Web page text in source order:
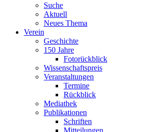
Suche
Aktuell
Neues Thema
Verein
Geschichte
150 Jahre
Fotorückblick
Wissenschaftspreis
Veranstaltungen
Termine
Rückblick
Mediathek
Publikationen
Schriften